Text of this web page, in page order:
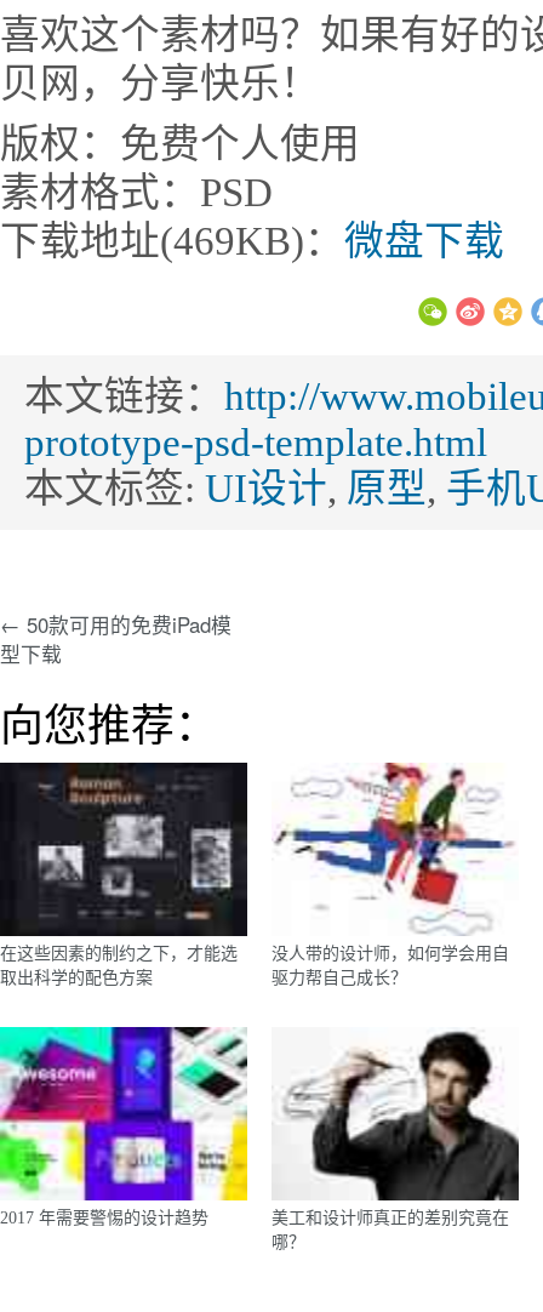
喜欢这个素材吗？如果有好的
贝网，分享快乐！
版权：免费个人使用
素材格式：PSD
下载地址(469KB)： 微盘下载
本文链接： http://
prototype-psd-template.html
本文标签: UI设计, 原型, 手机
← 50款可用的免费iPad模
型下载
向您推荐：
在这些因素的制约之下，才能选
取出科学的配色方案
没人带的设计师，如何学会用自
驱力帮自己成长？
2017 年需要警惕的设计趋势
美工和设计师真正的差别究竟在
哪？